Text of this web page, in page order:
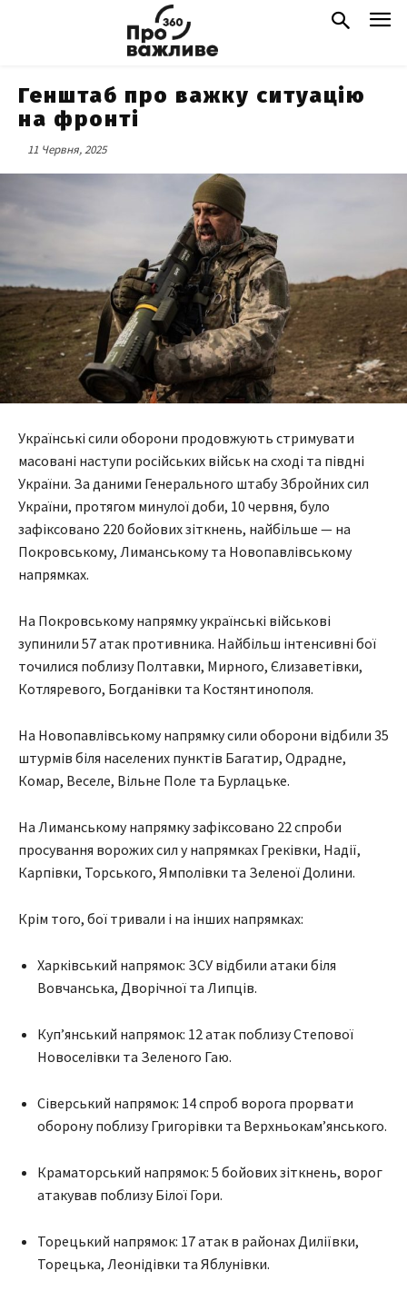
Генштаб про важку ситуацію
на фронті
11 Червня, 2025
Українські сили оборони продовжують стримувати
масовані наступи російських військ на сході та півдні
України. За даними Генерального штабу Збройних сил
України, протягом минулої доби, 10 червня, було
зафіксовано 220 бойових зіткнень, найбільше — на
Покровському, Лиманському та Новопавлівському
напрямках.
На Покровському напрямку українські військові
зупинили 57 атак противника. Найбільш інтенсивні бої
точилися поблизу Полтавки, Мирного, Єлизаветівки,
Котляревого, Богданівки та Костянтинополя.
На Новопавлівському напрямку сили оборони відбили 35
штурмів біля населених пунктів Багатир, Одрадне,
Комар, Веселе, Вільне Поле та Бурлацьке.
На Лиманському напрямку зафіксовано 22 спроби
просування ворожих сил у напрямках Греківки, Надії,
Карпівки, Торського, Ямполівки та Зеленої Долини.
Крім того, бої тривали і на інших напрямках:
Харківський напрямок: ЗСУ відбили атаки біля
Вовчанська, Дворічної та Липців.
Куп’янський напрямок: 12 атак поблизу Степової
Новоселівки та Зеленого Гаю.
Сіверський напрямок: 14 спроб ворога прорвати
оборону поблизу Григорівки та Верхньокам’янського.
Краматорський напрямок: 5 бойових зіткнень, ворог
атакував поблизу Білої Гори.
Торецький напрямок: 17 атак в районах Диліївки,
Торецька, Леонідівки та Яблунівки.